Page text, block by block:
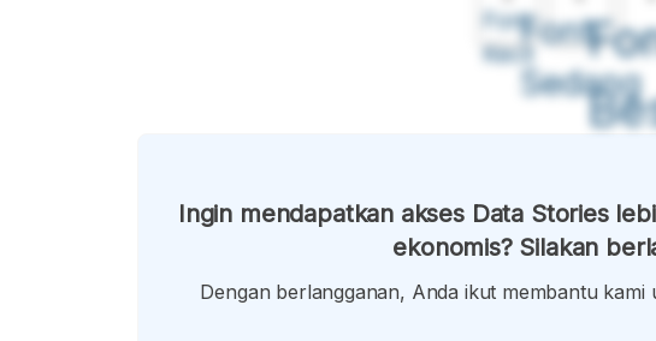
Font
Kecil
Font
Sedang
Ingin mendapatkan akses Data Stories
ekonomis? Silakan
Dengan berlangganan, Anda ikut membantu kami